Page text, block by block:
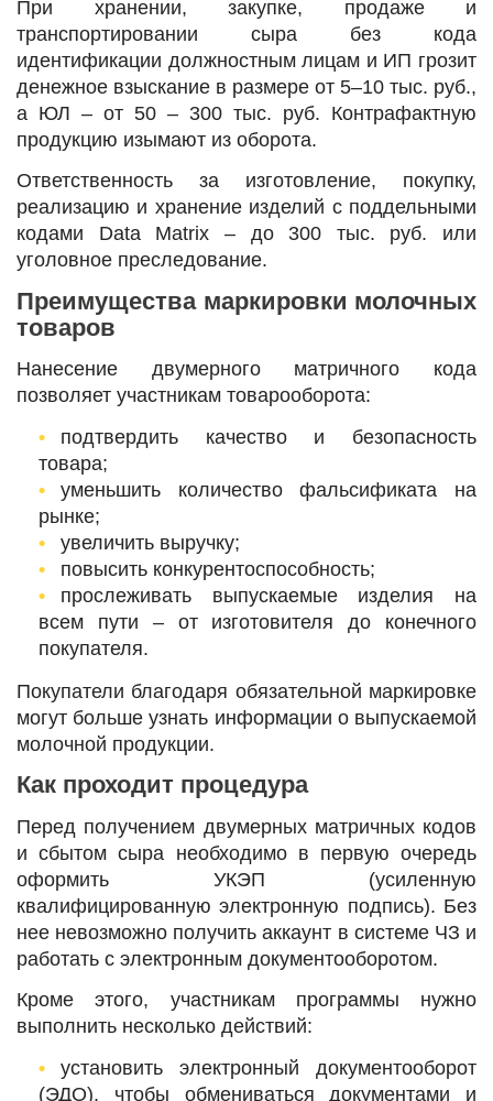
При хранении, закупке, продаже и
транспортировании сыра без кода
идентификации должностным лицам и ИП грозит
денежное взыскание в размере от 5‒10 тыс. руб.,
а ЮЛ ‒ от 50 ‒ 300 тыс. руб. Контрафактную
продукцию изымают из оборота.
Ответственность за изготовление, покупку,
реализацию и хранение изделий с поддельными
кодами Data Matrix ‒ до 300 тыс. руб. или
уголовное преследование.
Преимущества маркировки молочных
товаров
Нанесение двумерного матричного кода
позволяет участникам товарооборота:
подтвердить качество и безопасность
товара;
уменьшить количество фальсификата на
рынке;
увеличить выручку;
повысить конкурентоспособность;
прослеживать выпускаемые изделия на
всем пути ‒ от изготовителя до конечного
покупателя.
Покупатели благодаря обязательной маркировке
могут больше узнать информации о выпускаемой
молочной продукции.
Как проходит процедура
Перед получением двумерных матричных кодов
и сбытом сыра необходимо в первую очередь
оформить УКЭП (усиленную
квалифицированную электронную подпись). Без
нее невозможно получить аккаунт в системе ЧЗ и
работать с электронным документооборотом.
Кроме этого, участникам программы нужно
выполнить несколько действий:
установить электронный документооборот
(ЭДО), чтобы обмениваться документами и